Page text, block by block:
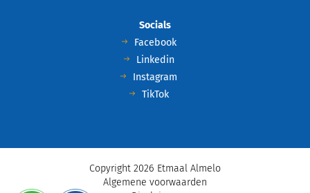
Socials
Facebook
Linkedin
Instagram
TikTok
Copyright 2026 Etmaal Almelo
Algemene voorwaarden